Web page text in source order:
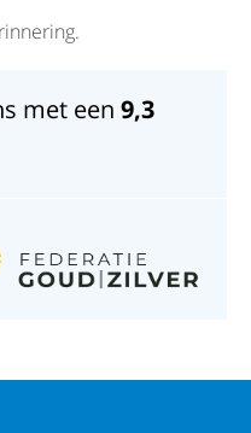
met een 9,3